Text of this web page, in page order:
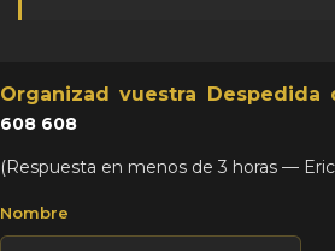
Organizad vuestra Despedida
608 608
(Respuesta en menos de 3 horas —
Nombre